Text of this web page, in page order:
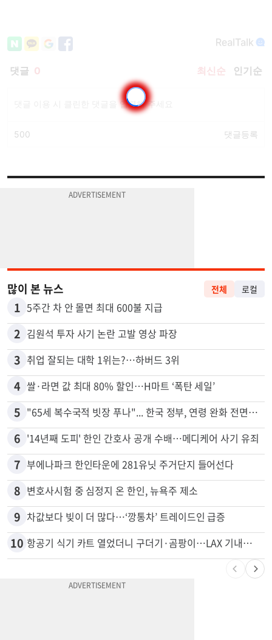
1 5주간 차 안 몰면 최대 600불 지급
2 김원석 투자 사기 논란 고발 영상 파장
3 취업 잘되는 대학 1위는?…하버드 3위
4 쌀·라면 값 최대 80% 할인…H마트 ‘폭탄 세일’
5 "65세 복수국적 빗장 푸나"... 한국 정부, 연령 완화 전면 추진
6 '14년째 도피' 한인 간호사 공개 수배…메디케어 사기 유죄
7 부에나파크 한인타운에 281유닛 주거단지 들어선다
8 변호사시험 중 심정지 온 한인, 뉴욕주 제소
9 차값보다 빚이 더 많다…‘깡통차’ 트레이드인 급증
항공기 식기 카트 열었더니 구더기·곰팡이…LAX 기내식 업체 논란